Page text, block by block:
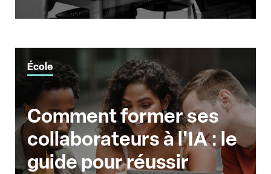
École
Comment former ses
collaborateurs à l'IA : le
guide pour réussir